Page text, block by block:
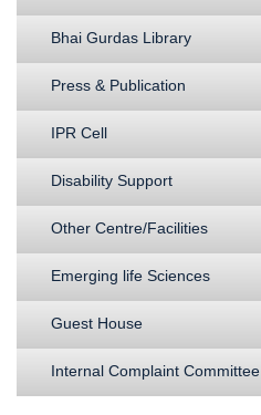
Bhai Gurdas Library
Press & Publication
IPR Cell
Disability Support
Other Centre/Facilities
Emerging life Sciences
Guest House
Internal Complaint Committee